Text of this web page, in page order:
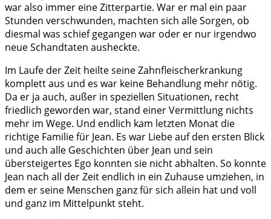
war also immer eine Zitterpartie. War er mal ein paar
Stunden verschwunden, machten sich alle Sorgen, ob
diesmal was schief gegangen war oder er nur irgendwo
neue Schandtaten ausheckte.
Im Laufe der Zeit heilte seine Zahnfleischerkrankung
komplett aus und es war keine Behandlung mehr nötig.
Da er ja auch, außer in speziellen Situationen, recht
friedlich geworden war, stand einer Vermittlung nichts
mehr im Wege. Und endlich kam letzten Monat die
richtige Familie für Jean. Es war Liebe auf den ersten Blick
und auch alle Geschichten über Jean und sein
übersteigertes Ego konnten sie nicht abhalten. So konnte
Jean nach all der Zeit endlich in ein Zuhause umziehen, in
dem er seine Menschen ganz für sich allein hat und voll
und ganz im Mittelpunkt steht.